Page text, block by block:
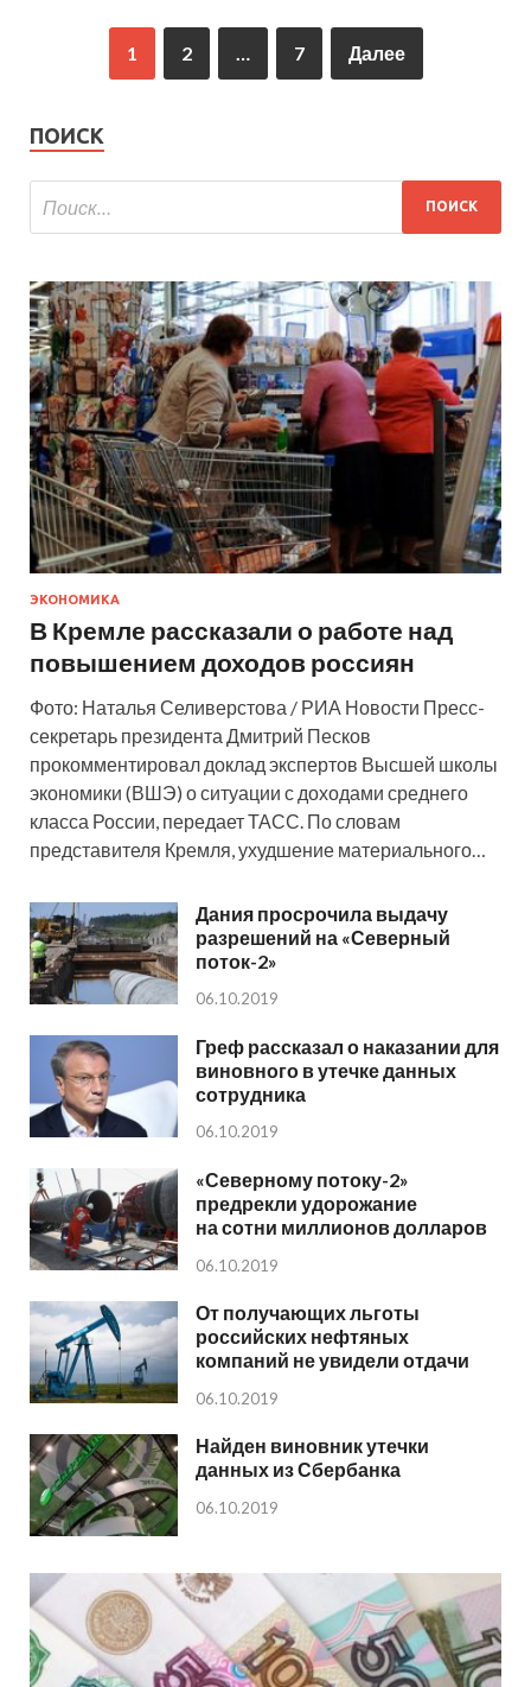
1 2 7 Далее
ПОИСК
ЭКОНОМИКА
В Кремле рассказали о работе над
повышением доходов россиян
Фото: Наталья Селиверстова / РИА Новости Пресс-
секретарь президента Дмитрий Песков
прокомментировал доклад экспертов Высшей школы
экономики (ВШЭ) о ситуации с доходами среднего
класса России, передает ТАСС. По словам
представителя Кремля, ухудшение материального…
Дания просрочила выдачу
разрешений на «Северный
поток-2»
06.10.2019
Греф рассказал о наказании для
виновного в утечке данных
сотрудника
06.10.2019
«Северному потоку-2»
предрекли удорожание
на сотни миллионов долларов
06.10.2019
От получающих льготы
российских нефтяных
компаний не увидели отдачи
06.10.2019
Найден виновник утечки
данных из Сбербанка
06.10.2019